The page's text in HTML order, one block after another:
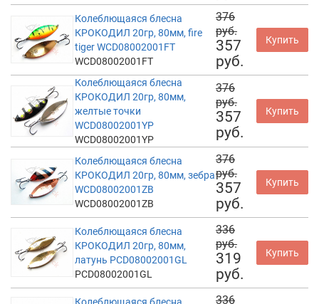
Колеблющаяся блесна
КРОКОДИЛ 20гр, 80мм, fire
tiger WCD08002001FT
WCD08002001FT
376
руб.
357
руб.
Купить
Колеблющаяся блесна
КРОКОДИЛ 20гр, 80мм,
желтые точки
WCD08002001YP
WCD08002001YP
376
руб.
357
руб.
Купить
Колеблющаяся блесна
КРОКОДИЛ 20гр, 80мм, зебра
WCD08002001ZB
WCD08002001ZB
376
руб.
357
руб.
Купить
Колеблющаяся блесна
КРОКОДИЛ 20гр, 80мм,
латунь PCD08002001GL
PCD08002001GL
336
руб.
319
руб.
Купить
Колеблющаяся блесна
336